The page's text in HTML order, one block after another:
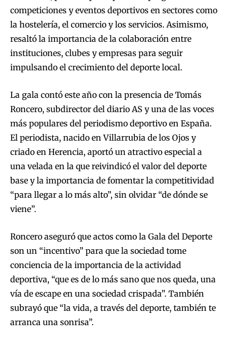
competiciones y eventos deportivos en sectores como
la hostelería, el comercio y los servicios. Asimismo,
resaltó la importancia de la colaboración entre
instituciones, clubes y empresas para seguir
impulsando el crecimiento del deporte local.
La gala contó este año con la presencia de Tomás
Roncero, subdirector del diario AS y una de las voces
más populares del periodismo deportivo en España.
El periodista, nacido en Villarrubia de los Ojos y
criado en Herencia, aportó un atractivo especial a
una velada en la que reivindicó el valor del deporte
base y la importancia de fomentar la competitividad
“para llegar a lo más alto”, sin olvidar “de dónde se
viene”.
Roncero aseguró que actos como la Gala del Deporte
son un “incentivo” para que la sociedad tome
conciencia de la importancia de la actividad
deportiva, “que es de lo más sano que nos queda, una
vía de escape en una sociedad crispada”. También
subrayó que “la vida, a través del deporte, también te
arranca una sonrisa”.